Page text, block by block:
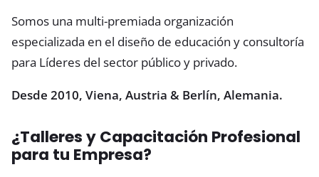
Somos una multi-premiada organización
especializada en el diseño de educación y consultoría
para Líderes del sector público y privado.
Desde 2010, Viena, Austria & Berlín, Alemania.
¿Talleres y Capacitación Profesional
para tu Empresa?